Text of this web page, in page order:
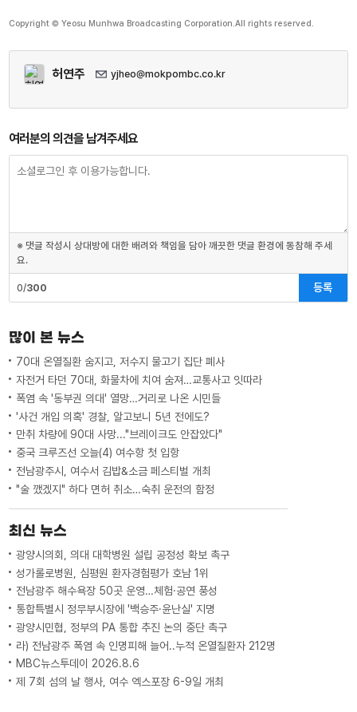
Copyright © Yeosu Munhwa Broadcasting Corporation.All rights reserved.
허연주 yjheo@mokpombc.co.kr
여러분의 의견을 남겨주세요
※ 댓글 작성시 상대방에 대한 배려와 책임을 담아 깨끗한 댓글 환경에 동참해 주세
요.
0/300 등록
많이 본 뉴스
70대 온열질환 숨지고, 저수지 물고기 집단 폐사
자전거 타던 70대, 화물차에 치여 숨져…교통사고 잇따라
폭염 속 '동부권 의대' 열망…거리로 나온 시민들
'사건 개입 의혹' 경찰, 알고보니 5년 전에도?
만취 차량에 90대 사망..."브레이크도 안잡았다"
중국 크루즈선 오늘(4) 여수항 첫 입항
전남광주시, 여수서 김밥&소금 페스티벌 개최
"술 깼겠지" 하다 면허 취소…숙취 운전의 함정
최신 뉴스
광양시의회, 의대 대학병원 설립 공정성 확보 촉구
성가롤로병원, 심평원 환자경험평가 호남 1위
전남광주 해수욕장 50곳 운영…체험·공연 풍성
통합특별시 정무부시장에 '백승주·윤난실' 지명
광양시민협, 정부의 PA 통합 추진 논의 중단 촉구
라) 전남광주 폭염 속 인명피해 늘어..누적 온열질환자 212명
MBC뉴스투데이 2026.8.6
제 7회 섬의 날 행사, 여수 엑스포장 6-9일 개최